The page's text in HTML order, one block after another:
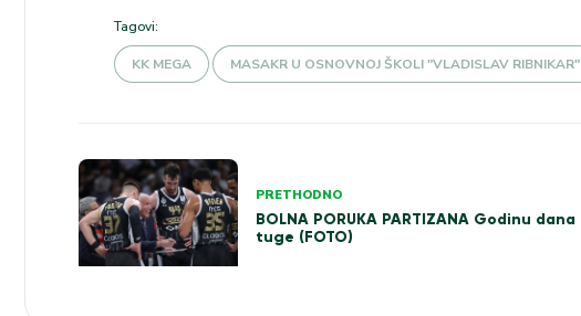
Tagovi:
KK MEGA MASAKR U OSNOVNOJ ŠKOLI "VLADISLAV RIBNIKAR"
Kretanje
članka
PRETHODNO
BOLNA PORUKA PARTIZANA Godinu dana
tuge (FOTO)